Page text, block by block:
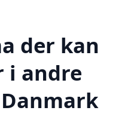
der kan
andre